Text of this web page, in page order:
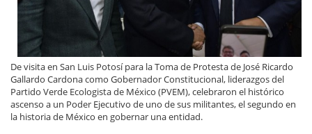
De visita en San Luis Potosí para la Toma de Protesta de José Ricardo
Gallardo Cardona como Gobernador Constitucional, liderazgos del
Partido Verde Ecologista de México (PVEM), celebraron el histórico
ascenso a un Poder Ejecutivo de uno de sus militantes, el segundo en
la historia de México en gobernar una entidad.